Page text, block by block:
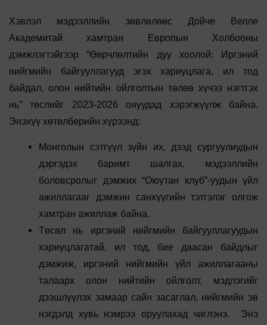
Хэвлэл мэдээллийн зөвлөлөөс Дойче Велле
Академитай хамтран Европын Холбооны
дэмжлэгтэйгээр “Өөрчлөлтийн дуу хоолой: Иргэний
нийгмийн байгууллагууд эгэх хариуцлага, ил тод
байдал, олон нийтийн ойлголтын төлөө хүчээ нэгтгэх
нь” төслийг 2023-2026 онуудад хэрэгжүүлж байна.
Энэхүү хөтөлбөрийн хүрээнд:
Монголын сэтгүүл зүйн их, дээд сургуулиудын
дэргэдэх баримт шалгах, мэдээллийн
боловсролыг дэмжих “Оюутан клуб”-уудын үйл
ажиллагааг дэмжин санхүүгийн тэтгэлэг олгож
хамтран ажиллаж байна.
Төсөл нь иргэний нийгмийн байгууллагуудын
хариуцлагатай, ил тод, бие даасан байдлыг
дэмжиж, иргэний нийгмийн үйл ажиллагааны
талаарх олон нийтийн ойлголт, мэдлэгийг
дээшлүүлэх замаар сайн засаглал, нийгмийн эв
нэгдэлд хувь нэмрээ оруулахад чиглэнэ. Энэ